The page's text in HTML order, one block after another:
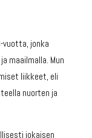
vuotta, jonka
maailmalla. Mun
liikkeet, eli
nuorten ja
jokaisen